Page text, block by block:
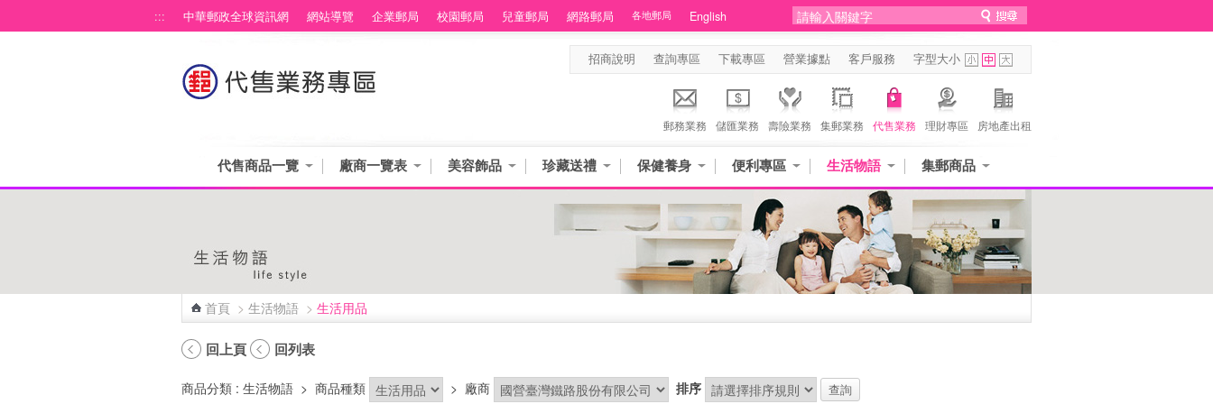
::: 中華郵政全球資訊網 網站導覽 企業郵局 校園郵局 兒童郵局 網路郵局 各地郵局 English
招商說明 查詢專區 下載專區 營業據點 客戶服務 字型大小
郵務業務 儲匯業務 壽險業務 集郵業務 代售業務 理財專區 房地產出租
代售商品一覽 廠商一覽表 美容飾品 珍藏送禮 保健養身 便利專區 生活物語 集郵商品
首頁 > 生活物語 > 生活用品
回上頁 回列表
商品分類 : 生活物語 > 商品種類 > 廠商 排序